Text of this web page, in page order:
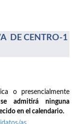
A DE CENTRO-1
o presencialmente
admitirá ninguna
en el calendario.